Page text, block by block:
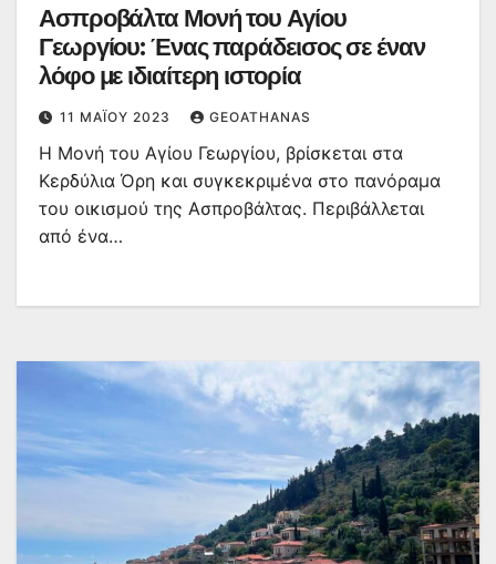
Ασπροβάλτα Μονή του Αγίου
Γεωργίου: Ένας παράδεισος σε έναν
λόφο με ιδιαίτερη ιστορία
11 ΜΑΪ́ΟΥ 2023 GEOATHANAS
Η Μονή του Αγίου Γεωργίου, βρίσκεται στα
Κερδύλια Όρη και συγκεκριμένα στο πανόραμα
του οικισμού της Ασπροβάλτας. Περιβάλλεται
από ένα…